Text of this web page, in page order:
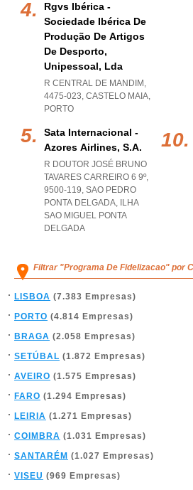
Rgvs Ibérica -
Sociedade Ibérica De
Produção De Artigos
De Desporto,
Unipessoal, Lda
R CENTRAL DE MANDIM,
4475-023, CASTELO MAIA,
PORTO
Sata Internacional -
Azores Airlines, S.a.
R DOUTOR JOSÉ BRUNO
TAVARES CARREIRO 6 9º,
9500-119, SAO PEDRO
PONTA DELGADA, ILHA
SAO MIGUEL PONTA
DELGADA
Filtrar "Programa De Fidelizacao" por
LISBOA (7.383 Empresas)
PORTO (4.814 Empresas)
BRAGA (2.058 Empresas)
SETÚBAL (1.872 Empresas)
AVEIRO (1.575 Empresas)
FARO (1.294 Empresas)
LEIRIA (1.271 Empresas)
COIMBRA (1.031 Empresas)
SANTARÉM (1.027 Empresas)
VISEU (969 Empresas)